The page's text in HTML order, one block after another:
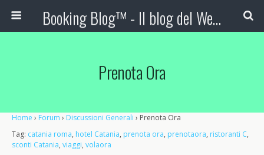
Booking Blog™ - Il blog del Web Marketing Turistico
Prenota Ora
Home › Forum › Discussioni Generali › Prenota Ora
Tag: catania roma, hotel Catania, prenota ora, prenotaora, ristoranti C,
sconti Catania, viaggi, volaora